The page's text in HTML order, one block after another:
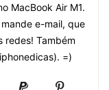
MacBook Air M1.
e-mail, que
redes! Também
=)